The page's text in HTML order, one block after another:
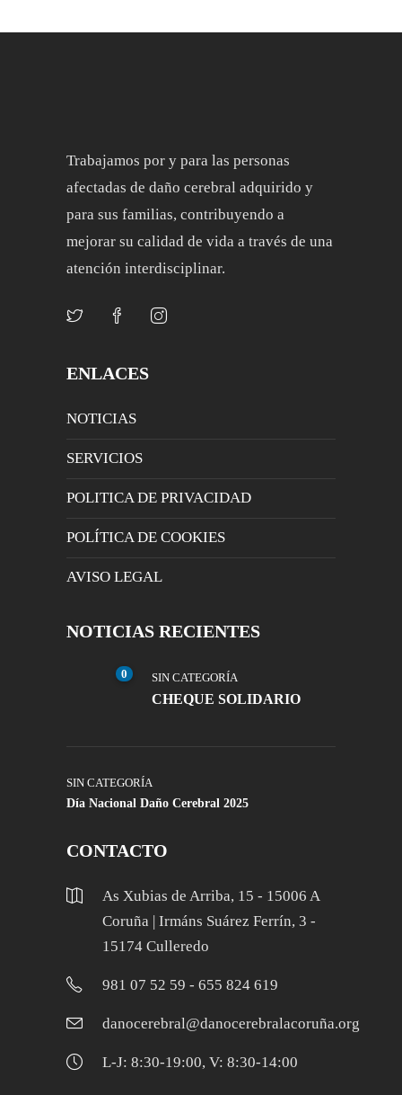
Trabajamos por y para las personas
afectadas de daño cerebral adquirido y
para sus familias, contribuyendo a
mejorar su calidad de vida a través de una
atención interdisciplinar.
ENLACES
NOTICIAS
SERVICIOS
POLITICA DE PRIVACIDAD
POLÍTICA DE COOKIES
AVISO LEGAL
NOTICIAS RECIENTES
0 SIN CATEGORÍA
CHEQUE SOLIDARIO
SIN CATEGORÍA
Día Nacional Daño Cerebral 2025
CONTACTO
As Xubias de Arriba, 15 - 15006 A
Coruña | Irmáns Suárez Ferrín, 3 -
15174 Culleredo
981 07 52 59 - 655 824 619
danocerebral@danocerebralacoruña.org
L-J: 8:30-19:00, V: 8:30-14:00